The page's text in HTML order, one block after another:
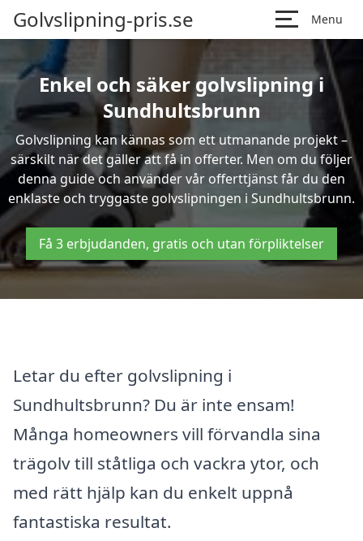
Golvslipning-pris.se Menu
Enkel och säker golvslipning i
Sundhultsbrunn
Golvslipning kan kännas som ett utmanande projekt –
särskilt när det gäller att få in offerter. Men om du följer
denna guide och använder vår offerttjänst får du den
enklaste och tryggaste golvslipningen i Sundhultsbrunn.
Få 3 erbjudanden, gratis och utan förpliktelser
Letar du efter golvslipning i
Sundhultsbrunn? Du är inte ensam!
Många homeowners vill förvandla sina
trägolv till ståtliga och vackra ytor, och
med rätt hjälp kan du enkelt uppnå
fantastiska resultat.